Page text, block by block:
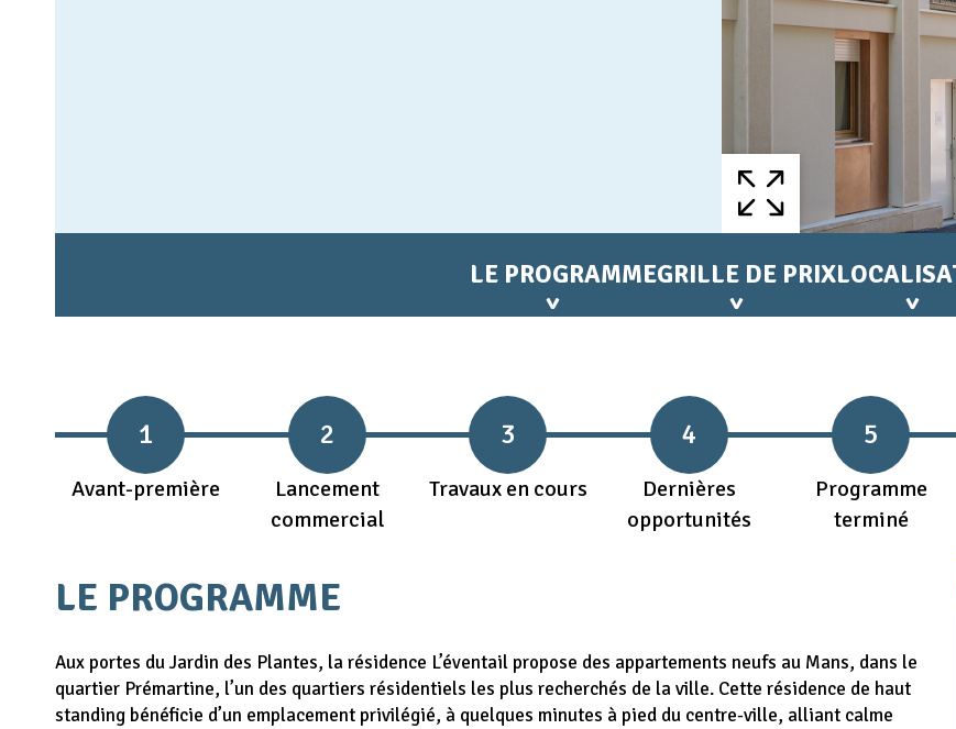
LE PROGRAMMEGRILLE DE PRIX
1
Avant-première
2
Lancement
commercial
3
Travaux en cours
4
Dernières
opportunités
5
Programme
terminé
LE PROGRAMME
Aux portes du Jardin des Plantes, la résidence L’éventail propose des appartements neufs au Mans, dans le
quartier Prémartine, l’un des quartiers résidentiels les plus recherchés de la ville. Cette résidence de haut
standing bénéficie d’un emplacement privilégié, à quelques minutes à pied du centre-ville, alliant calme